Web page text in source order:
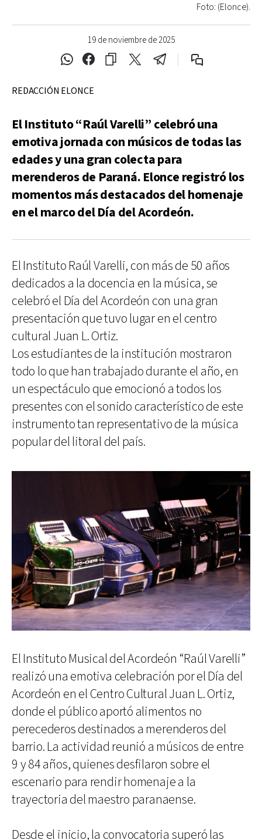
19 de noviembre de 2025
Foto: (Elonce).
REDACCIÓN ELONCE
El Instituto “Raúl Varelli” celebró una
emotiva jornada con músicos de todas las
edades y una gran colecta para
merenderos de Paraná. Elonce registró los
momentos más destacados del homenaje
en el marco del Día del Acordeón.
El Instituto Raúl Varelli, con más de 50 años
dedicados a la docencia en la música, se
celebró el Día del Acordeón con una gran
presentación que tuvo lugar en el centro
cultural Juan L. Ortiz.
Los estudiantes de la institución mostraron
todo lo que han trabajado durante el año, en
un espectáculo que emocionó a todos los
presentes con el sonido característico de este
instrumento tan representativo de la música
popular del litoral del país.
El Instituto Musical del Acordeón “Raúl Varelli”
realizó una emotiva celebración por el Día del
Acordeón en el Centro Cultural Juan L. Ortiz,
donde el público aportó alimentos no
perecederos destinados a merenderos del
barrio. La actividad reunió a músicos de entre
9 y 84 años, quienes desfilaron sobre el
escenario para rendir homenaje a la
trayectoria del maestro paranaense.
Desde el inicio, la convocatoria superó las